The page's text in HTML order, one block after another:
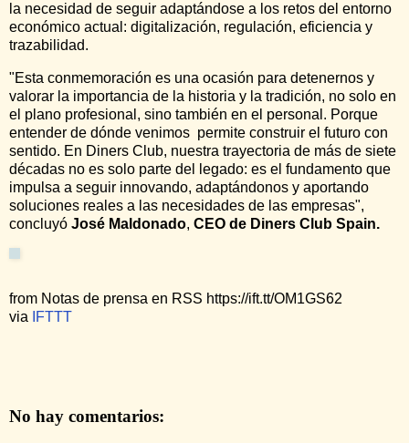
la necesidad de seguir adaptándose a los retos del entorno
económico actual: digitalización, regulación, eficiencia y
trazabilidad.
"Esta conmemoración es una ocasión para detenernos y
valorar la importancia de la historia y la tradición, no solo en
el plano profesional, sino también en el personal. Porque
entender de dónde venimos permite construir el futuro con
sentido. En Diners Club, nuestra trayectoria de más de siete
décadas no es solo parte del legado: es el fundamento que
impulsa a seguir innovando, adaptándonos y aportando
soluciones reales a las necesidades de las empresas",
concluyó José Maldonado, CEO de Diners Club Spain.
from Notas de prensa en RSS https://ift.tt/OM1GS62
via
IFTTT
No hay comentarios: